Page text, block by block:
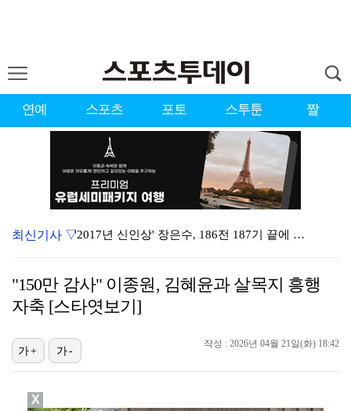
연예 스포츠 포토 스투툰 짤
'2017년 신인상' 장은수, 186전 187기 끝에 …
제니 "남자에 먼저 메시지 안 보내, 동거? 여기까지만…
'유부녀 킬러' 무진성, 천재 해커의 냉철·허당미 오가…
최신기사 ▽
"150만 감사" 이종원, 김혜윤과 살목지 흥행
자축 [스타엿보기]
작성 : 2026년 04월 21일(화) 18:42
가+ 가-
X